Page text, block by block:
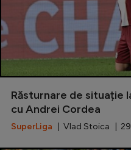
Răsturnare de situație
cu Andrei Cordea
SuperLiga | Vlad Stoica | 29